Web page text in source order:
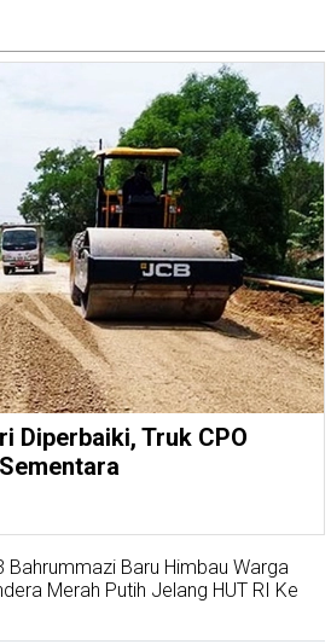
Diperbaiki, Truk CPO
Bahrummazi Baru Himbau Warga
Merah Putih Jelang HUT RI Ke